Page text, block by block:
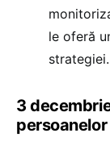
le oferă
strategiei.
3